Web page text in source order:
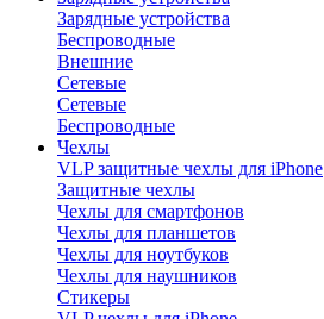
Зарядные устройства
Беспроводные
Внешние
Сетевые
Сетевые
Беспроводные
Чехлы
VLP защитные чехлы для iPhone
Защитные чехлы
Чехлы для смартфонов
Чехлы для планшетов
Чехлы для ноутбуков
Чехлы для наушников
Стикеры